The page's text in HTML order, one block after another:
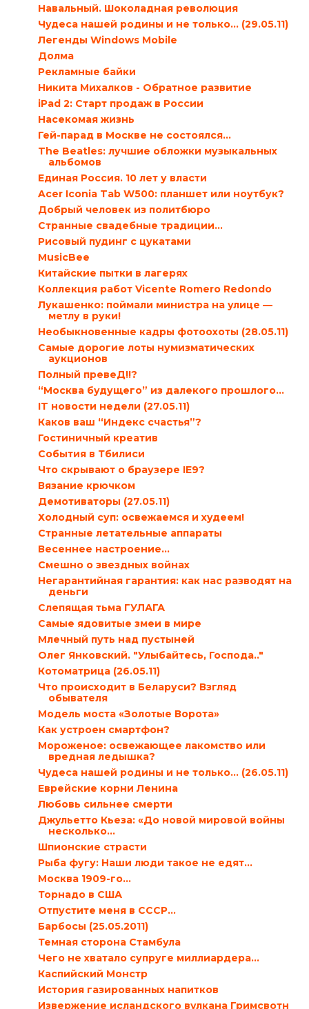
Навальный. Шоколадная революция
Чудеса нашей родины и не только… (29.05.11)
Легенды Windows Mobile
Долма
Рекламные байки
Никита Михалков - Обратное развитие
iPad 2: Старт продаж в России
Насекомая жизнь
Гей-парад в Москве не состоялся…
The Beatles: лучшие обложки музыкальных
альбомов
Единая Россия. 10 лет у власти
Acer Iconia Tab W500: планшет или ноутбук?
Добрый человек из политбюро
Странные свадебные традиции…
Рисовый пудинг с цукатами
MusicBee
Китайские пытки в лагерях
Коллекция работ Vicente Romero Redondo
Лукашенко: поймали министра на улице —
метлу в руки!
Необыкновенные кадры фотоохоты (28.05.11)
Самые дорогие лоты нумизматических
аукционов
Полный превеД!!?
“Москва будущего” из далекого прошлого…
IT новости недели (27.05.11)
Каков ваш “Индекс счастья”?
Гостиничный креатив
События в Тбилиси
Что скрывают о браузере IE9?
Вязание крючком
Демотиваторы (27.05.11)
Холодный суп: освежаемся и худеем!
Странные летательные аппараты
Весеннее настроение…
Смешно о звездных войнах
Негарантийная гарантия: как нас разводят на
деньги
Слепящая тьма ГУЛАГА
Самые ядовитые змеи в мире
Млечный путь над пустыней
Олег Янковский. "Улыбайтесь, Господа.."
Котоматрица (26.05.11)
Что происходит в Беларуси? Взгляд
обывателя
Модель моста «Золотые Ворота»
Как устроен смартфон?
Мороженое: освежающее лакомство или
вредная ледышка?
Чудеса нашей родины и не только… (26.05.11)
Еврейские корни Ленина
Любовь сильнее смерти
Джульетто Кьеза: «До новой мировой войны
несколько...
Шпионские страсти
Рыба фугу: Наши люди такое не едят…
Москва 1909-го…
Торнадо в США
Отпустите меня в СССР…
Барбосы (25.05.2011)
Темная сторона Стамбула
Чего не хватало супруге миллиардера…
Каспийский Монстр
История газированных напитков
Извержение исландского вулкана Гримсвотн